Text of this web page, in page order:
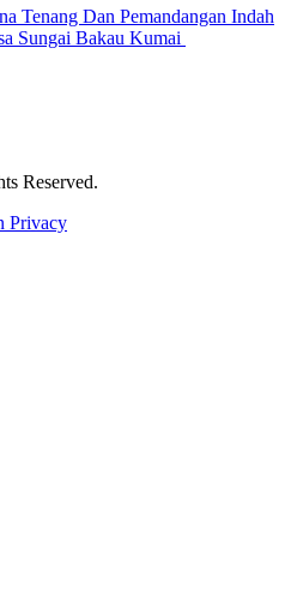
Tenang Dan Pemandangan Indah
Sungai Bakau Kumai
Reserved.
Privacy